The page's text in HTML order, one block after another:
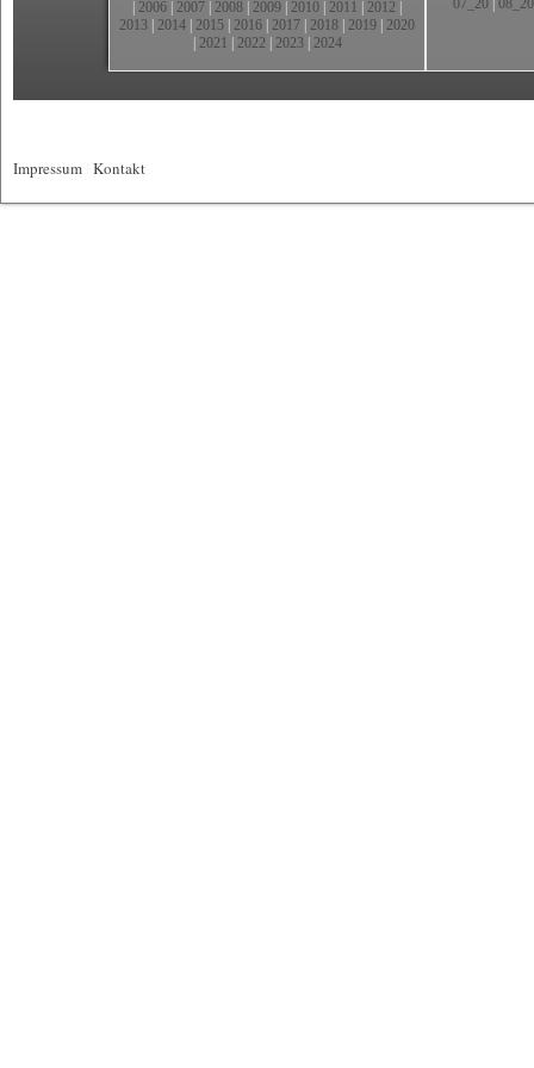
2006 2007 2008 2009 2010 2011 2012
2013 2014 2015 2016 2017 2018 2019 2020
2021 2022 2023| 2024
07_20 08_20
Impressum Kontakt